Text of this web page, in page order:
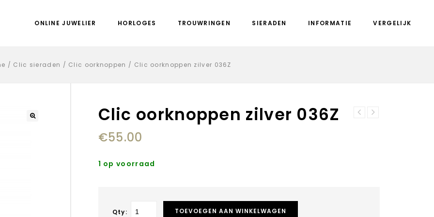
ONLINE JUWELIER HORLOGES TROUWRINGEN SIERADEN INFORMATIE VERGELIJK
/ Clic sieraden / Clic oorknoppen / Clic oorknoppen zilver 036Z
Clic oorknoppen zilver 036Z
€55.00
1 op voorraad
Qty: TOEVOEGEN AAN WINKELWAGEN